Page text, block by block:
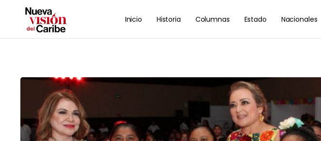
Inicio Historia Columnas Estado Nacionales